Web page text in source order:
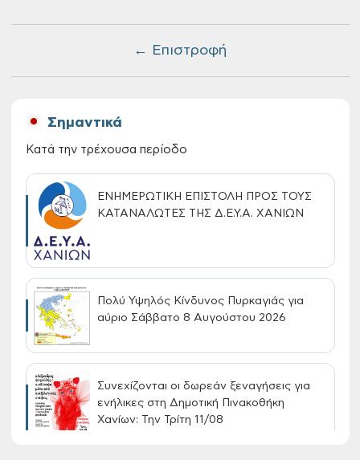
← Επιστροφή
Σημαντικά
Κατά την τρέχουσα περίοδο
ΕΝΗΜΕΡΩΤΙΚΗ ΕΠΙΣΤΟΛΗ ΠΡΟΣ ΤΟΥΣ
ΚΑΤΑΝΑΛΩΤΕΣ ΤΗΣ Δ.Ε.Υ.Α. ΧΑΝΙΩΝ
Πολύ Υψηλός Κίνδυνος Πυρκαγιάς για
αύριο Σάββατο 8 Αυγούστου 2026
Συνεχίζονται οι δωρεάν ξεναγήσεις για
ενήλικες στη Δημοτική Πινακοθήκη
Χανίων: Την Τρίτη 11/08